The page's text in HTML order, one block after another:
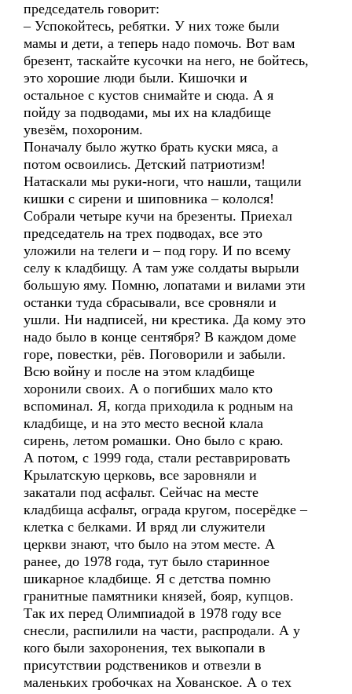
председатель говорит:
– Успокойтесь, ребятки. У них тоже были
мамы и дети, а теперь надо помочь. Вот вам
брезент, таскайте кусочки на него, не бойтесь,
это хорошие люди были. Кишочки и
остальное с кустов снимайте и сюда. А я
пойду за подводами, мы их на кладбище
увезём, похороним.
Поначалу было жутко брать куски мяса, а
потом освоились. Детский патриотизм!
Натаскали мы руки-ноги, что нашли, тащили
кишки с сирени и шиповника – кололся!
Собрали четыре кучи на брезенты. Приехал
председатель на трех подводах, все это
уложили на телеги и – под гору. И по всему
селу к кладбищу. А там уже солдаты вырыли
большую яму. Помню, лопатами и вилами эти
останки туда сбрасывали, все сровняли и
ушли. Ни надписей, ни крестика. Да кому это
надо было в конце сентября? В каждом доме
горе, повестки, рёв. Поговорили и забыли.
Всю войну и после на этом кладбище
хоронили своих. А о погибших мало кто
вспоминал. Я, когда приходила к родным на
кладбище, и на это место весной клала
сирень, летом ромашки. Оно было с краю.
А потом, с 1999 года, стали реставрировать
Крылатскую церковь, все заровняли и
закатали под асфальт. Сейчас на месте
кладбища асфальт, ограда кругом, посерёдке –
клетка с белками. И вряд ли служители
церкви знают, что было на этом месте. А
ранее, до 1978 года, тут было старинное
шикарное кладбище. Я с детства помню
гранитные памятники князей, бояр, купцов.
Так их перед Олимпиадой в 1978 году все
снесли, распилили на части, распродали. А у
кого были захоронения, тех выкопали в
присутствии родствеников и отвезли в
маленьких гробочках на Хованское. А о тех